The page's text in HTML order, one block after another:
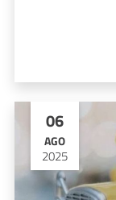
06
AGO
2025